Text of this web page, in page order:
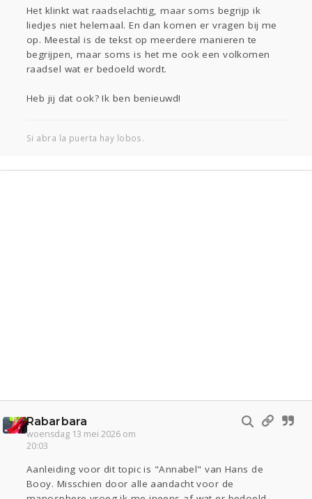
Sport
Contact Viva zoekt
Aangeboden
Gevraagd
Horen Doen
Zien
Lezen
Het klinkt wat raadselachtig, maar soms begrijp ik
liedjes niet helemaal. En dan komen er vragen bij me
op. Meestal is de tekst op meerdere manieren te
begrijpen, maar soms is het me ook een volkomen
raadsel wat er bedoeld wordt.
Heb jij dat ook? Ik ben benieuwd!
Si abra la puerta hay lobos.
Rabarbara
woensdag 13 mei 2026 om
20:03
Aanleiding voor dit topic is "Annabel" van Hans de
Booy. Misschien door alle aandacht voor de